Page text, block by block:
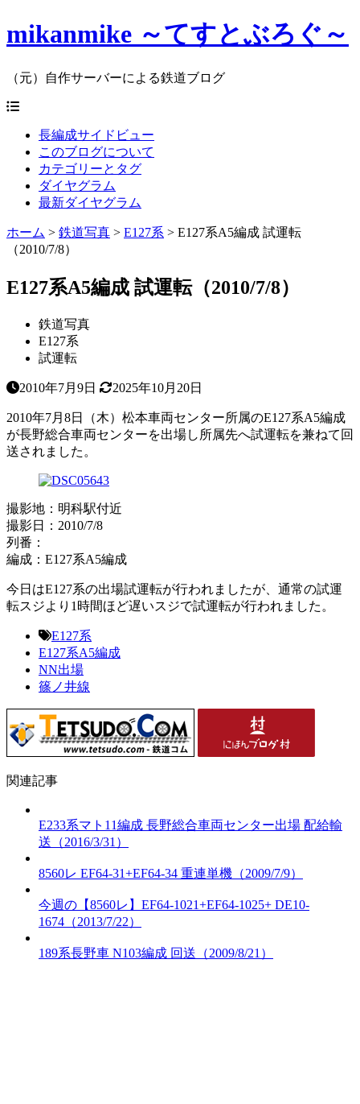
mikanmike ～てすとぶろぐ～
（元）自作サーバーによる鉄道ブログ
長編成サイドビュー
このブログについて
カテゴリーとタグ
ダイヤグラム
最新ダイヤグラム
ホーム > 鉄道写真 > E127系 > E127系A5編成 試運転
（2010/7/8）
E127系A5編成 試運転（2010/7/8）
鉄道写真
E127系
試運転
2010年7月9日 2025年10月20日
2010年7月8日（木）松本車両センター所属のE127系A5編成
が長野総合車両センターを出場し所属先へ試運転を兼ねて回
送されました。
撮影地：明科駅付近
撮影日：2010/7/8
列番：
編成：E127系A5編成
今日はE127系の出場試運転が行われましたが、通常の試運
転スジより1時間ほど遅いスジで試運転が行われました。
E127系
E127系A5編成
NN出場
篠ノ井線
関連記事
E233系マト11編成 長野総合車両センター出場 配給輸
送（2016/3/31）
8560レ EF64-31+EF64-34 重連単機（2009/7/9）
今週の【8560レ】EF64-1021+EF64-1025+ DE10-
1674（2013/7/22）
189系長野車 N103編成 回送（2009/8/21）